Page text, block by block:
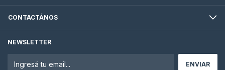
CONTACTÁNOS
NEWSLETTER